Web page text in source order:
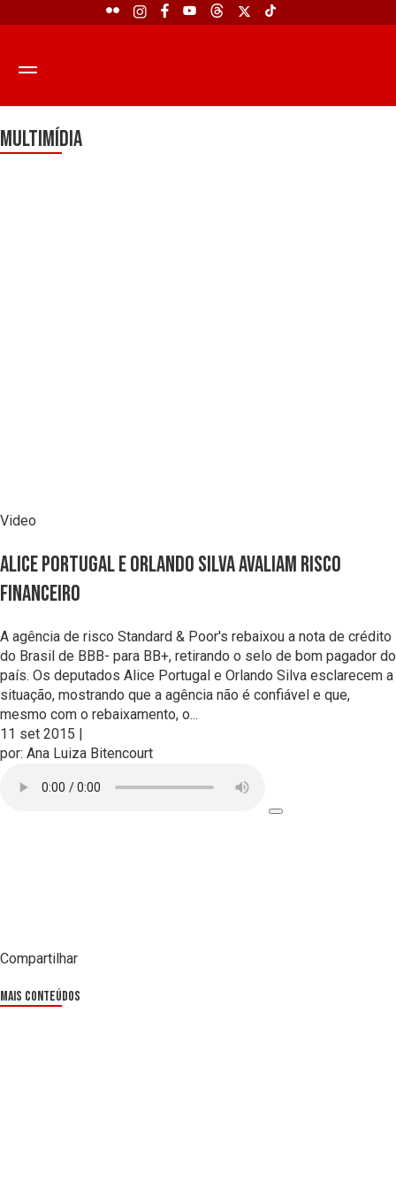
Multimídia
Video
Alice Portugal e Orlando Silva avaliam risco
financeiro
A agência de risco Standard & Poor's rebaixou a nota de crédito
do Brasil de BBB- para BB+, retirando o selo de bom pagador do
país. Os deputados Alice Portugal e Orlando Silva esclarecem a
situação, mostrando que a agência não é confiável e que,
mesmo com o rebaixamento, o...
11 set 2015 |
por: Ana Luiza Bitencourt
Compartilhar
Mais Conteúdos